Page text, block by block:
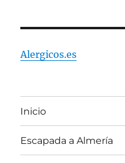
Alergicos.es
Inicio
Escapada a Almería